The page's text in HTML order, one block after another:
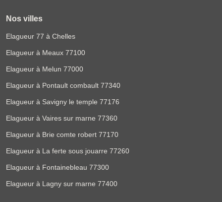
Nos villes
Elagueur 77 à Chelles
Elagueur à Meaux 77100
Elagueur à Melun 77000
Elagueur à Pontault combault 77340
Elagueur à Savigny le temple 77176
Elagueur à Vaires sur marne 77360
Elagueur à Brie comte robert 77170
Elagueur à La ferte sous jouarre 77260
Elagueur à Fontainebleau 77300
Elagueur à Lagny sur marne 77400